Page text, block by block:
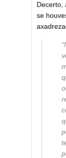
Decerto,
se